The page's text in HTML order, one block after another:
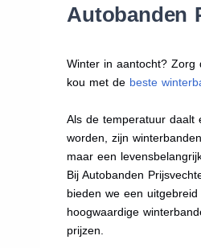
Autobanden
Winter in aantocht?
kou met de beste
Als de temperatuur daalt
worden, zijn
maar een
Bij Autobanden
bieden we een
hoogwaardige
prijzen.